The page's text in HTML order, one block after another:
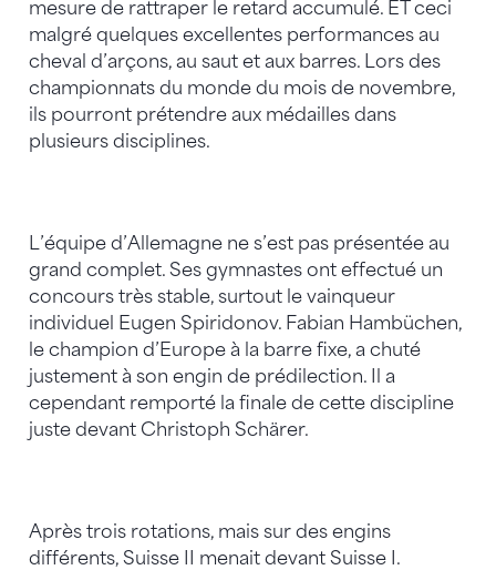
mesure de rattraper le retard accumulé. ET ceci
malgré quelques excellentes performances au
cheval d’arçons, au saut et aux barres. Lors des
championnats du monde du mois de novembre,
ils pourront prétendre aux médailles dans
plusieurs disciplines.
L’équipe d’Allemagne ne s’est pas présentée au
grand complet. Ses gymnastes ont effectué un
concours très stable, surtout le vainqueur
individuel Eugen Spiridonov. Fabian Hambüchen,
le champion d’Europe à la barre fixe, a chuté
justement à son engin de prédilection. Il a
cependant remporté la finale de cette discipline
juste devant Christoph Schärer.
Après trois rotations, mais sur des engins
différents, Suisse II menait devant Suisse I.